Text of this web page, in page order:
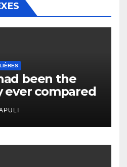
been the
ever compared
actually?
Learners